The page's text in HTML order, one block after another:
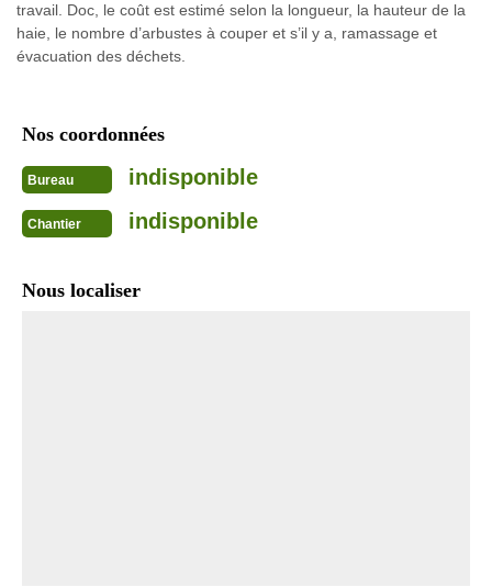
travail. Doc, le coût est estimé selon la longueur, la hauteur de la
haie, le nombre d’arbustes à couper et s’il y a, ramassage et
évacuation des déchets.
Nos coordonnées
Bureau indisponible
Chantier indisponible
Nous localiser